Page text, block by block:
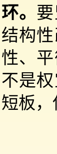
环。
结构
性、
不是
短板